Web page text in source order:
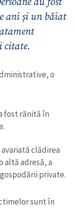
ani și un băiat
citate.
o
fost rănită în
clădirea
altă adresă, a
private.
sunt în